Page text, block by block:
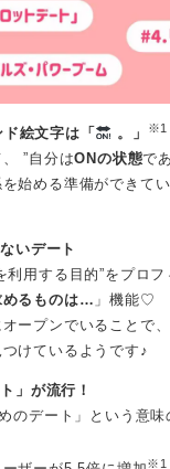
絵文字は「 。」 ※1
”自分はONの状態で
始める準備ができて
いデート
利用する目的”をプロ
めるものは… 」機能♡
ープンでいることで
けているようです♪
」が流行！
のデート」という意味
※1